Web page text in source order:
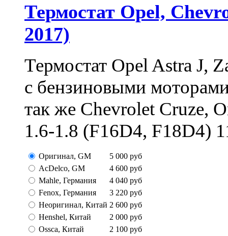
Термостат Opel,
2017)
Термостат Opel Astra J,
с бензиновыми
так же Chevrolet Cruze,
1.6-1.8 (F16D4, F18D4)
Оригинал, GM 5 000 руб
AcDelco, GM
4 600 руб
Mahle, Германия
4 040 руб
Fenox, Германия
3 220 руб
Неоригинал, Китай 2 600 руб
Henshel, Китай
2 000 руб
Ossca, Китай
2 100 руб